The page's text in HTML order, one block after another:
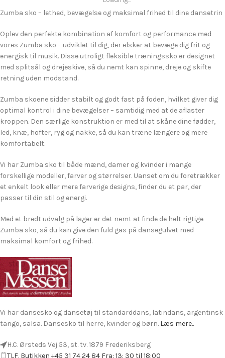
Oplev den perfekte kombination af komfort og performance med
vores Zumba sko – udviklet til dig, der elsker at bevæge dig frit og
energisk til musik. Disse utroligt fleksible træningssko er designet
med splitsål og drejeskive, så du nemt kan spinne, dreje og skifte
Zumba skoene sidder stabilt og godt fast på foden, hvilket giver dig
optimal kontrol i dine bevægelser – samtidig med at de aflaster
kroppen. Den særlige konstruktion er med til at skåne dine fødder,
led, knæ, hofter, ryg og nakke, så du kan træne længere og mere
Vi har Zumba sko til både mænd, damer og kvinder i mange
forskellige modeller, farver og størrelser. Uanset om du foretrækker
et enkelt look eller mere farverige designs, finder du et par, der
Med et bredt udvalg på lager er det nemt at finde de helt rigtige
Zumba sko, så du kan give den fuld gas på dansegulvet med
Vi har dansesko og dansetøj til standarddans, latindans, argentinsk
H.C. Ørsteds Vej 53, st. tv. 1879 Frederiksberg